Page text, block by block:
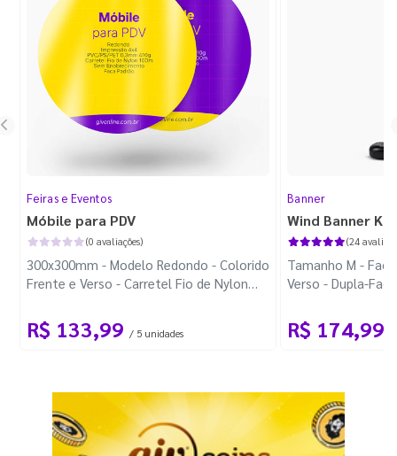
Feiras e Eventos
Móbile para PDV
(0 avaliações)
300x300mm - Modelo Redondo - Colorido
Frente e Verso - Carretel Fio de Nylon
R$ 133,99 / 5 unidades
Banner
Wind Banner
(24
Tamanho M -
Verso - Dupla-
R$ 174,99